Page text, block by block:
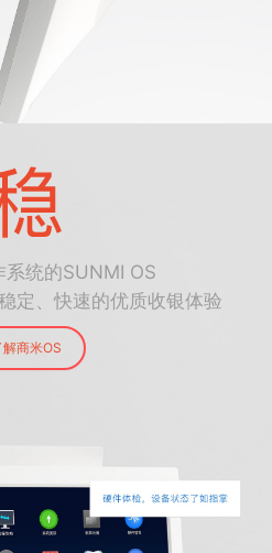
系统的SUNMI OS
定、快速的优质收银体验
解商米OS